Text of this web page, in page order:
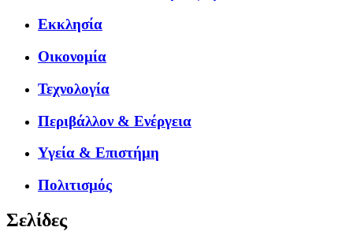
Εκκλησία
Οικονομία
Τεχνολογία
Περιβάλλον & Ενέργεια
Υγεία & Επιστήμη
Πολιτισμός
Σελίδες